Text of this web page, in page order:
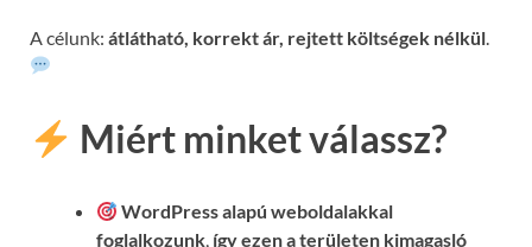
A célunk: átlátható, korrekt ár, rejtett költségek nélkül
Miért minket válassz?
WordPress alapú weboldalakkal
foglalkozunk, így ezen a területen kimagasló